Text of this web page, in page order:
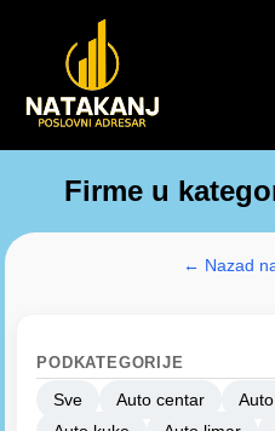
Firme u
← Nazad
PODKATEGORIJE
Sve Auto centar